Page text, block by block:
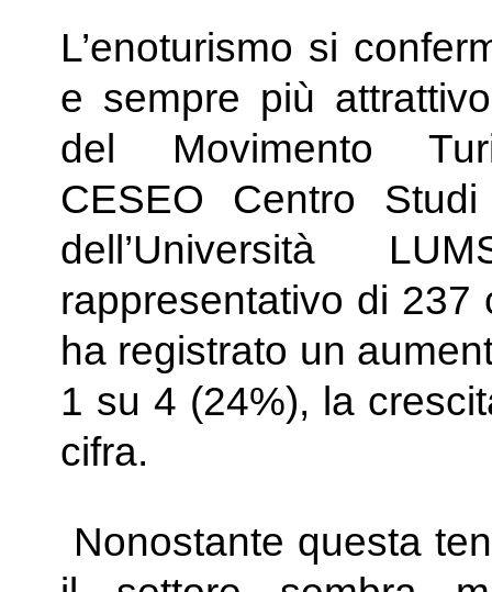
L’enoturismo si
e sempre più
del Movimento
CESEO Centro
dell’Università
rappresentativo di 237
ha registrato un
1 su 4 (24%), la
cifra.
Nonostante questa